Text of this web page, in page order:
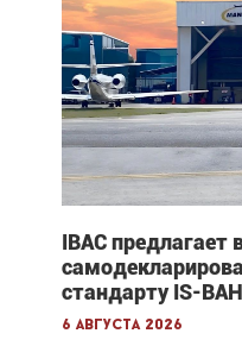
IBAC
стандарту IS-BAH
6 августа 2026